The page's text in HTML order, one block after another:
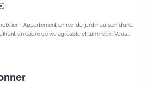
- Appartement en rez-de-jardin au sein d’une
un cadre de vie agréable et lumineux. Vous...